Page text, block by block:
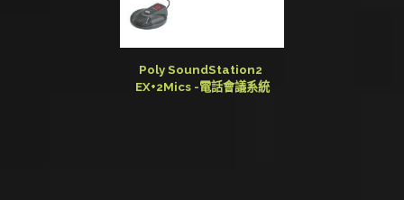
Poly SoundStation2
EX+2Mics -電話會議系統